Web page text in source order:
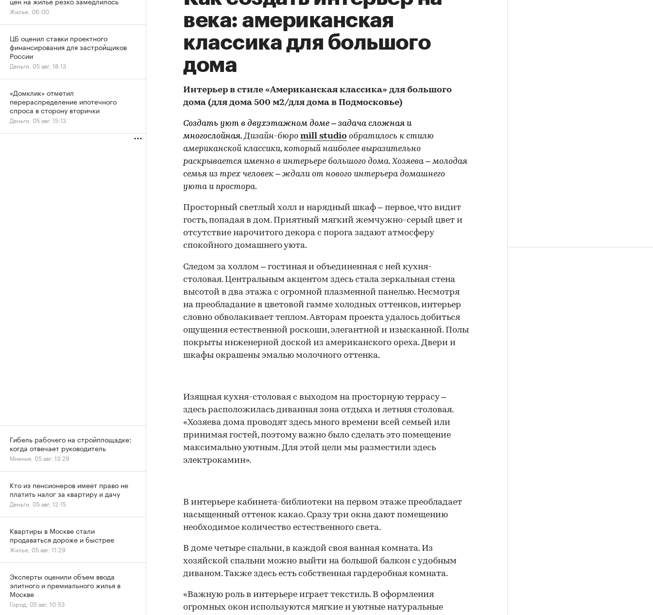
века: американская
классика для большого
дома
Интерьер в стиле «Американская классика» для большого
дома (для дома 500 м2/для дома в Подмосковье)
Создать уют в двухэтажном доме – задача сложная и
многослойная.Дизайн-бюро mill studio обратилось к стилю
американской классики, который наиболее выразительно
раскрывается именно в интерьере большого дома. Хозяева – молодая
семья из трех человек – ждали от нового интерьера домашнего
уюта и простора.
Просторный светлый холл и нарядный шкаф – первое, что видит
гость, попадая в дом. Приятный мягкий жемчужно-серый цвет и
отсутствие нарочитого декора с порога задают атмосферу
спокойного домашнего уюта.
Следом за холлом – гостиная и объединенная с ней кухня-
столовая. Центральным акцентом здесь стала зеркальная стена
высотой в два этажа с огромной плазменной панелью. Несмотря
на преобладание в цветовой гамме холодных оттенков, интерьер
словно обволакивает теплом. Авторам проекта удалось добиться
ощущения естественной роскоши, элегантной и изысканной. Полы
покрыты инженерной доской из американского ореха. Двери и
шкафы окрашены эмалью молочного оттенка.
Изящная кухня-столовая с выходом на просторную террасу –
здесь расположилась диванная зона отдыха и летняя столовая.
«Хозяева дома проводят здесь много времени всей семьей или
принимая гостей, поэтому важно было сделать это помещение
максимально уютным. Для этой цели мы разместили здесь
электрокамин».
В интерьере кабинета-библиотеки на первом этаже преобладает
насыщенный оттенок какао. Сразу три окна дают помещению
необходимое количество естественного света.
В доме четыре спальни, в каждой своя ванная комната. Из
хозяйской спальни можно выйти на большой балкон с удобным
диваном. Также здесь есть собственная гардеробная комната.
«Важную роль в интерьере играет текстиль. В оформления
огромных окон используются мягкие и уютные натуральные
Жилье, 06:00
ЦБ оценил ставки проектного
финансирования для застройщиков
России
Деньги, 05 авг, 18:13
«Домклик» отметил
перераспределение ипотечного
спроса в сторону вторички
Деньги, 05 авг, 15:13
Гибель рабочего на стройплощадке:
когда отвечает руководитель
Мнения, 05 авг, 13:29
Кто из пенсионеров имеет право не
платить налог за квартиру и дачу
Деньги, 05 авг, 12:15
Квартиры в Москве стали
продаваться дороже и быстрее
Жилье, 05 авг, 11:29
Эксперты оценили объем ввода
элитного и премиального жилья в
Москве
Город, 05 авг, 10:53